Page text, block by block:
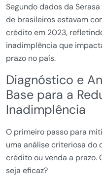
Segundo dados da
de brasileiros estavam
crédito em 2023,
inadimplência que
prazo no país.
Diagnóstico e
Base para a
Inadimplência
O primeiro passo para
uma análise criteriosa do
crédito ou venda a prazo.
seja eficaz?